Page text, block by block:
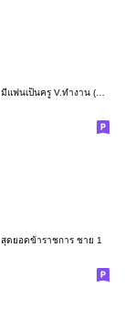
มีแฟนเป็นครู V.ทำงาน (หญิง)
สุดยอดข้าราชการ ชาย 1